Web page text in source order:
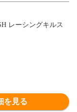
レーシングキルス
を見る